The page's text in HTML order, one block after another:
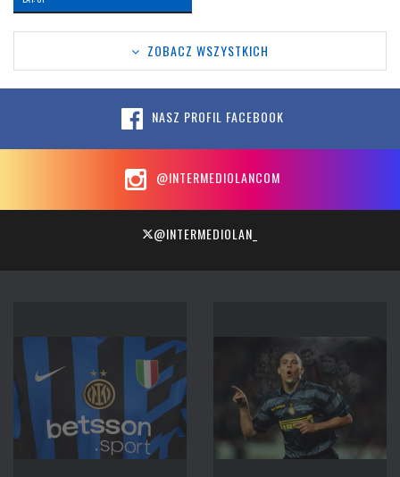
ZOBACZ WSZYSTKICH
NASZ PROFIL FACEBOOK
@INTERMEDIOLANCOM
@INTERMEDIOLAN_